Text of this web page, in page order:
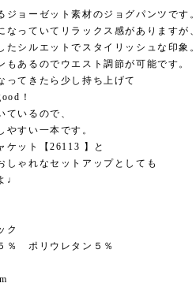
ジョーゼット素材のジョグパンツです。
なっていてリラックス感がありますが、
たシルエットでスタイリッシュな印象。
もあるのでウエスト調節が可能です。
ってきたら少し持ち上げて
！
ているので、
やすい一本です。
ケット【26113 】と
しゃれなセットアップとしても
♩
ク
％ ポリウレタン５％